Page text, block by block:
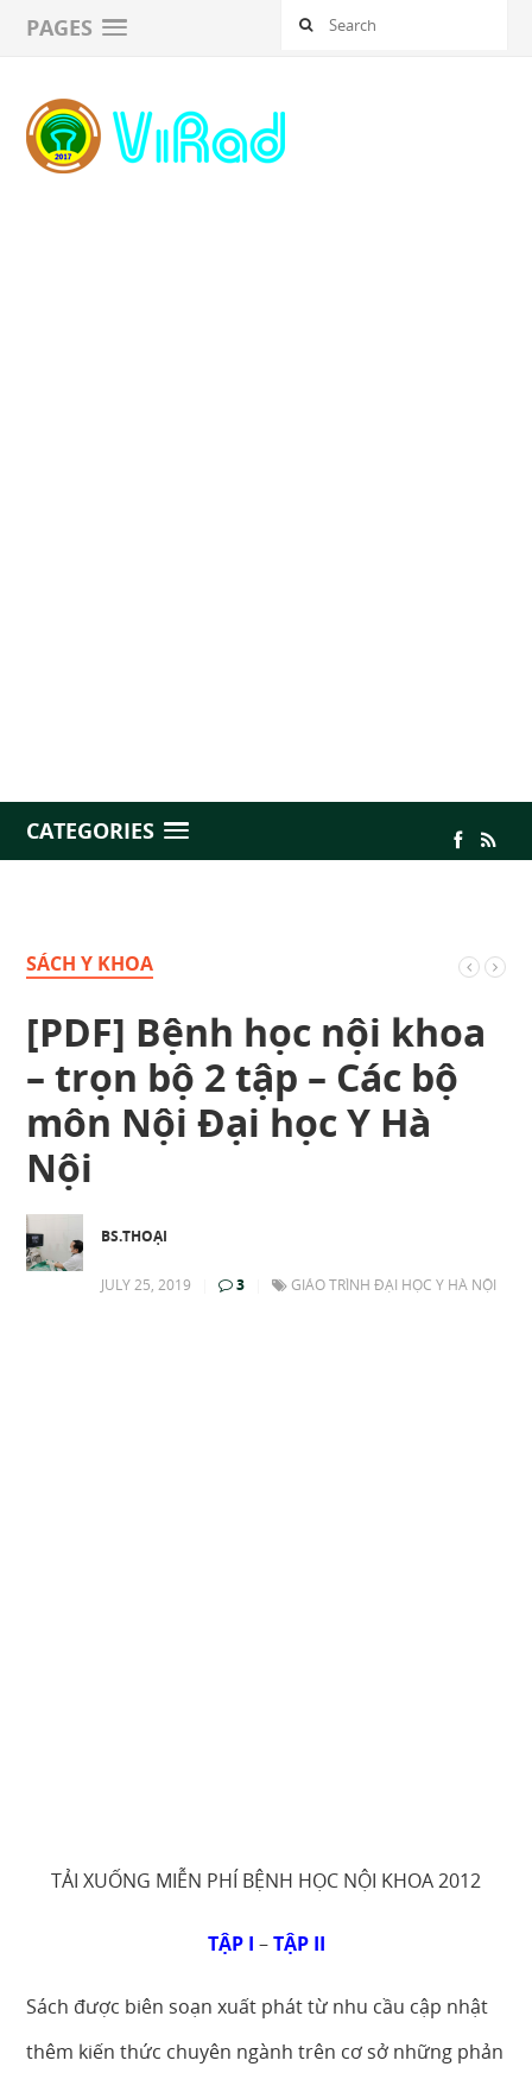
PAGES
CATEGORIES
SÁCH Y KHOA
[PDF] Bệnh học nội khoa
– trọn bộ 2 tập – Các bộ
môn Nội Đại học Y Hà
Nội
BS.THOẠI
JULY 25, 2019 3 GIÁO TRÌNH ĐẠI HỌC Y HÀ NỘI
TẢI XUỐNG MIỄN PHÍ BỆNH HỌC NỘI KHOA 2012
TẬP I –TẬP II
Sách được biên soạn xuất phát từ nhu cầu cập nhật
thêm kiến thức chuyên ngành trên cơ sở những phản